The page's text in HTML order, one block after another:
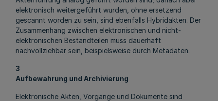
elektronisch weitergeführt wurden, ohne ersetzend
gescannt worden zu sein, sind ebenfalls Hybridakten. Der
Zusammenhang zwischen elektronischen und nicht-
elektronischen Bestandteilen muss dauerhaft
nachvollziehbar sein, beispielsweise durch Metadaten.
3
Aufbewahrung und Archivierung
Elektronische Akten, Vorgänge und Dokumente sind